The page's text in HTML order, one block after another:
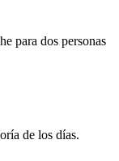
para dos personas
de los días.